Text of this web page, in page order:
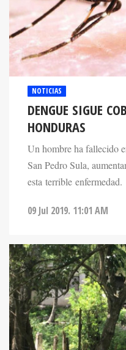
NOTICIAS
DENGUE SIGUE
HONDURAS
Un hombre ha fallecido
San Pedro Sula,
esta terrible enfermedad.
09 Jul 2019. 11:01 AM